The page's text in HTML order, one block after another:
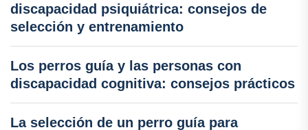
discapacidad psiquiátrica: consejos de
selección y entrenamiento
Los perros guía y las personas con
discapacidad cognitiva: consejos prácticos
La selección de un perro guía para